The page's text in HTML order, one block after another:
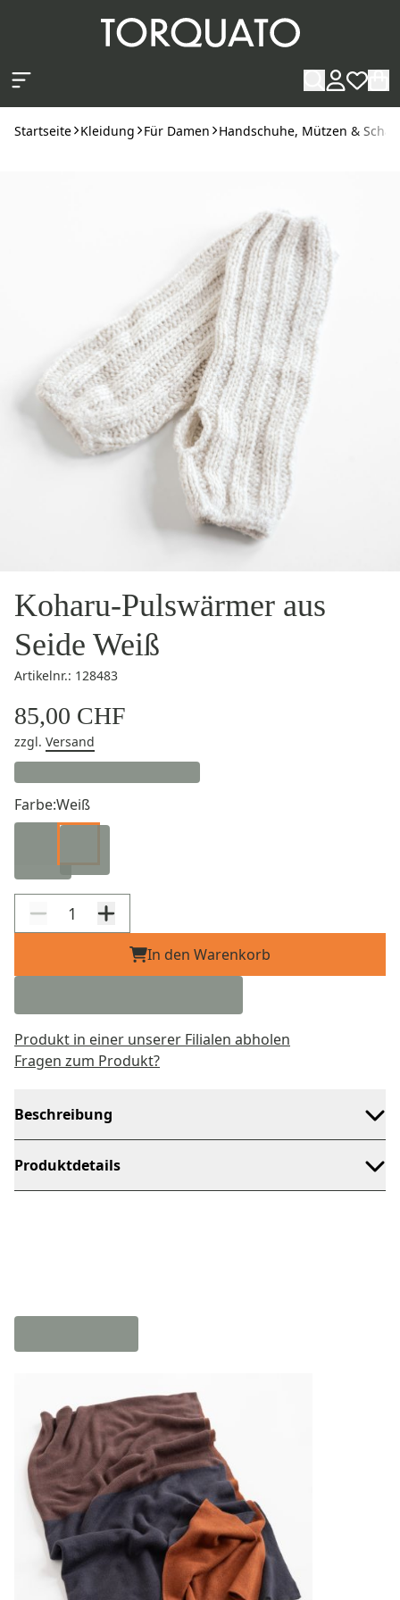
Startseite Kleidung Für Damen Handschuhe, Mützen &
Koharu-Pulswärmer aus
Seide Weiß
Artikelnr.: 128483
85,00 CHF
zzgl. Versand
Farbe:Weiß
In den Warenkorb
Produkt in einer unserer Filialen abholen
Fragen zum Produkt?
Beschreibung
Produktdetails